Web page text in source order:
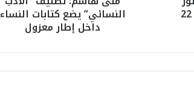
على منصة النهضة يوم 22
“
النسائي” يضع كتابات النساء
داخل إطار معزول